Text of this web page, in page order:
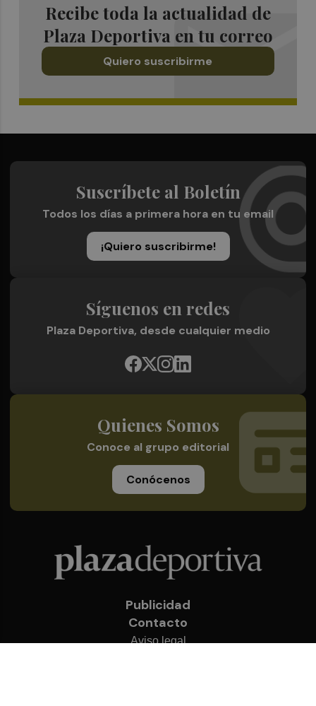
Recibe toda la actualidad de
Plaza Deportiva en tu correo
Quiero suscribirme
Suscríbete al Boletín
Todos los días a primera hora en tu email
¡Quiero suscribirme!
Síguenos en redes
Plaza Deportiva, desde cualquier medio
Quienes Somos
Conoce al grupo editorial
Conócenos
Publicidad
Contacto
Aviso legal